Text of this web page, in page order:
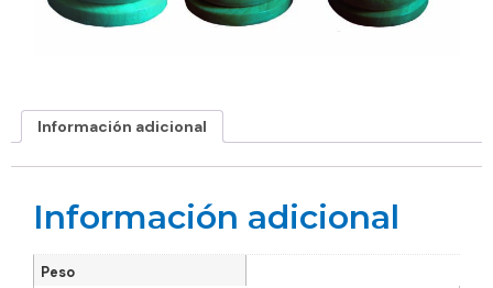
Información adicional
Información adicional
Peso